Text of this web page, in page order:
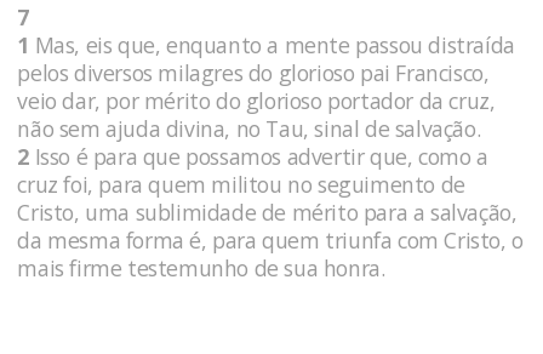
7
1 Mas, eis que, enquanto a mente passou distraída
pelos diversos milagres do glorioso pai Francisco,
veio dar, por mérito do glorioso portador da cruz,
não sem ajuda divina, no Tau, sinal de salvação.
2 Isso é para que possamos advertir que, como a
cruz foi, para quem militou no seguimento de
Cristo, uma sublimidade de mérito para a salvação,
da mesma forma é, para quem triunfa com Cristo, o
mais firme testemunho de sua honra.